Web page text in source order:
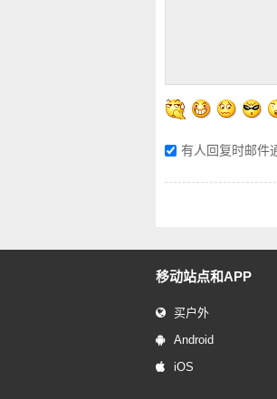
有人回复时邮件
移动站点和APP
买户外
Android
iOS